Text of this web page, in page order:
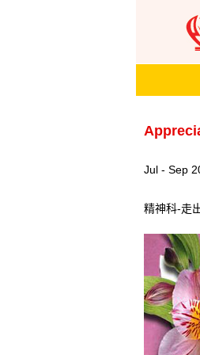
Jul - Sep
精神科-走